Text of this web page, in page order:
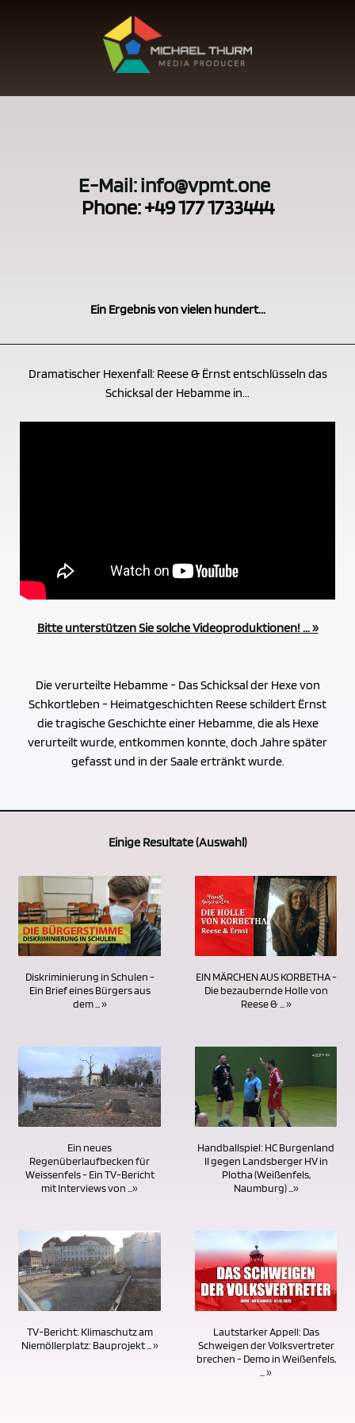
E-Mail: info@vpmt.one
Phone: +49 177 1733444
Ein Ergebnis von vielen hundert...
Dramatischer Hexenfall: Reese & Ërnst entschlüsseln das
Schicksal der Hebamme in...
Bitte unterstützen Sie solche Videoproduktionen! ... »
Die verurteilte Hebamme - Das Schicksal der Hexe von
Schkortleben - Heimatgeschichten Reese schildert Ërnst
die tragische Geschichte einer Hebamme, die als Hexe
verurteilt wurde, entkommen konnte, doch Jahre später
gefasst und in der Saale ertränkt wurde.
Einige Resultate (Auswahl)
Diskriminierung in Schulen -
Ein Brief eines Bürgers aus
dem ... »
EIN MÄRCHEN AUS KORBETHA -
Die bezaubernde Holle von
Reese & ... »
Ein neues
Regenüberlaufbecken für
Weissenfels - Ein TV-Bericht
mit Interviews von ...»
Handballspiel: HC Burgenland
II gegen Landsberger HV in
Plotha (Weißenfels,
Naumburg) ...»
TV-Bericht: Klimaschutz am
Niemöllerplatz: Bauprojekt ... »
Lautstarker Appell: Das
Schweigen der Volksvertreter
brechen - Demo in Weißenfels,
... »